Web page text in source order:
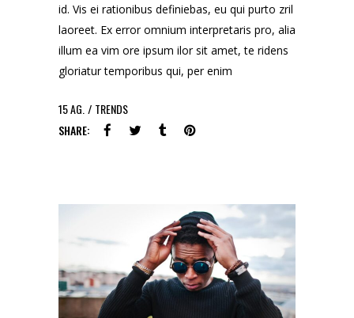
id. Vis ei rationibus definiebas, eu qui purto zril
laoreet. Ex error omnium interpretaris pro, alia
illum ea vim ore ipsum ilor sit amet, te ridens
gloriatur temporibus qui, per enim
15AG.
TRENDS
SHARE: